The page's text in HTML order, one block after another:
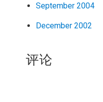
September 2004
December 2002
评论